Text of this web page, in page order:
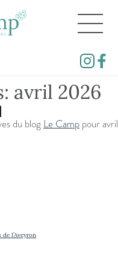
avril 2026
du blog Le Camp pour avril
l’Aveyron